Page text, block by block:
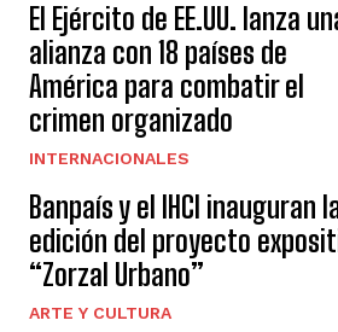
El Ejército de EE.UU. lanza
alianza con 18 países de
América para combatir el
crimen organizado
INTERNACIONALES
Banpaís y el IHCI inauguran
edición del proyecto
“Zorzal Urbano”
ARTE Y CULTURA